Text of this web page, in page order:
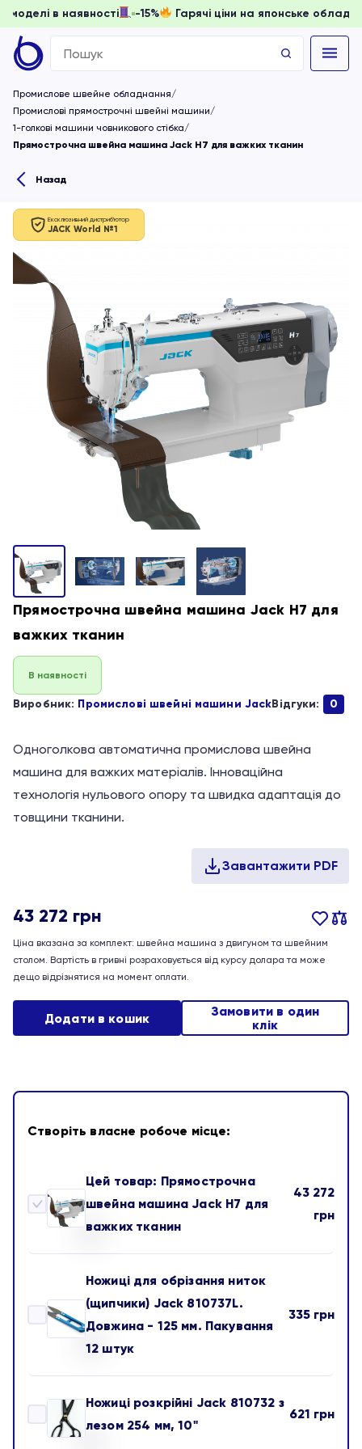
доки моделі в наявності -15% Гарячі ціни на
Search
for:
Промислове швейне обладнання
Промислові прямострочні швейні машини
1-голкові машини човникового стібка
Прямострочна швейна машина Jack H7 для важких тканин
Назад
Ексклюзивний дистриб'ютор
JACK World №1
Прямострочна швейна машина Jack H7 для
важких тканин
В наявності
Виробник: Промислові швейні машини JackВідгуки: 0
Одноголкова автоматична промислова швейна
машина для важких матеріалів. Інноваційна
технологія нульового опору та швидка адаптація до
товщини тканини.
43 272 грн
Ціна вказана за комплект: швейна машина з двигуном та швейним
столом. Вартість в гривні розраховується від курсу долара та може
дещо відрізнятися на момент оплати.
Додати в кошик
Замовити в один
клік
Створіть власне робоче місце:
Прямострочна
H7
для
тканин
Цей товар: Прямострочна
швейна машина Jack H7 для
важких тканин
43 272
грн
Ножиці
(щипчики)
Jack
Ножиці для обрізання ниток
(щипчики) Jack 810737L.
Довжина - 125 мм. Пакування
12 штук
335 грн
Ножиці
Ножиці розкрійні Jack 810732 з
лезом 254 мм, 10"
621 грн